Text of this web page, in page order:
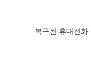
복구된 휴대전